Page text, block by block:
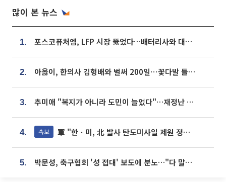
많이 본 뉴스
1. 포스코퓨처엠, LFP 시장 뚫었다…배터리사와 대규모 장기 공급 합의
2. 아옳이, 한의사 김형배와 벌써 200일⋯꽃다발 들고 "프러포즈 아냐"
3. 추미애 "복지가 아니라 도민이 늘었다"…재정난 책임론 정면돌파
4. 속보 軍 "한ㆍ미, 北 발사 탄도미사일 제원 정밀분석 중"
5. 박문성, 축구협회 '성 접대' 보도에 분노…"다 말아먹으려고 작정했나"